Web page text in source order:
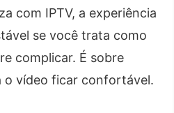
com IPTV, a experiência
se você trata como
complicar. É sobre
o vídeo ficar confortável.